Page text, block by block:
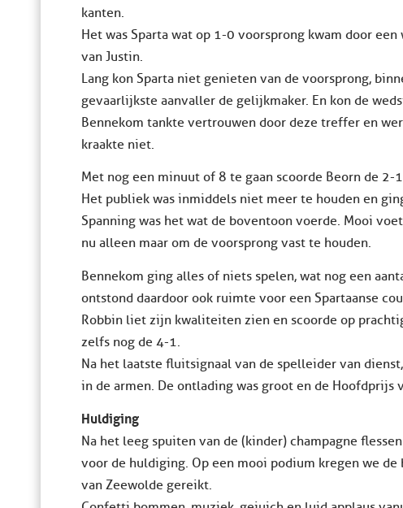
kanten.
Het was Sparta wat op 1-0 voorsprong kwam door
van Justin.
Lang kon Sparta niet genieten van de voorsprong,
gevaarlijkste aanvaller de gelijkmaker. En kon de
Bennekom tankte vertrouwen door deze treffer en
kraakte niet.
Met nog een minuut of 8 te gaan scoorde Beorn de
Het publiek was inmiddels niet meer te houden en
Spanning was het wat de boventoon voerde. Mooi
nu alleen maar om de voorsprong vast te houden.
Bennekom ging alles of niets spelen, wat nog een
ontstond daardoor ook ruimte voor een Spartaanse
Robbin liet zijn kwaliteiten zien en scoorde op
zelfs nog de 4-1.
Na het laatste fluitsignaal van de spelleider van
in de armen. De ontlading was groot en de Hoofdprijs
Huldiging
Na het leeg spuiten van de (kinder) champagne
voor de huldiging. Op een mooi podium kregen we
van Zeewolde gereikt.